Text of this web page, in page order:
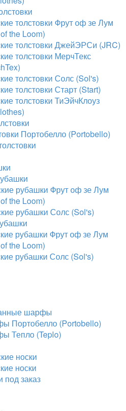
толстовки Фрут оф зе Лум
the Loom)
толстовки ДжейЭРСи (JRC)
толстовки МерчТекс
толстовки Солс (Sol's)
толстовки Старт (Start)
толстовки ТиЭйчКлоуз
Портобелло (Portobello)
рубашки Фрут оф зе Лум
the Loom)
рубашки Солс (Sol's)
рубашки Фрут оф зе Лум
the Loom)
рубашки Солс (Sol's)
шарфы
Портобелло (Portobello)
Тепло (Teplo)
носки
носки
под заказ